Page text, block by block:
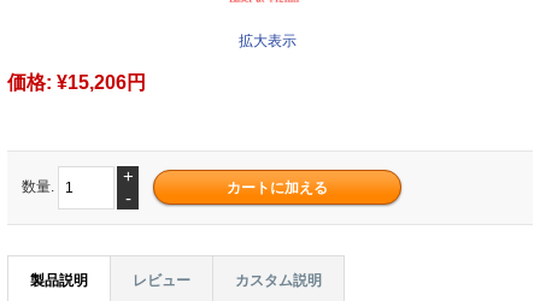
拡大表示
価格: ¥15,206円
数量.
+
-
製品説明 レビュー カスタム説明